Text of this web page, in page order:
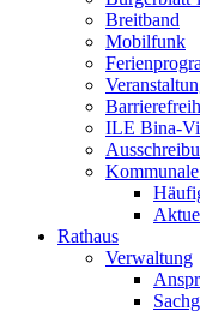
Breitband
Mobilfunk
ILE Bina-
Rathaus
Verwaltung